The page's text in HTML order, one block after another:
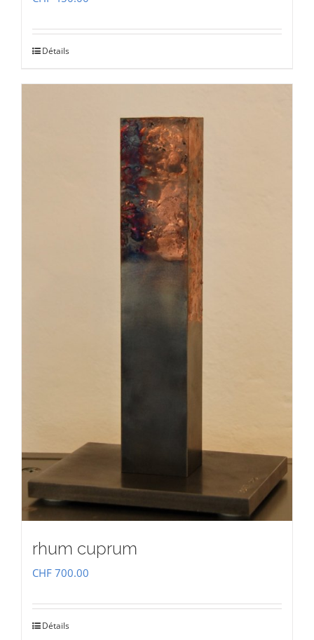
Détails
rhum cuprum
CHF 700.00
Détails